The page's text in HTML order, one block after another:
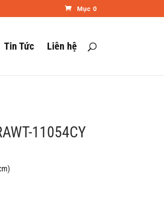
Mục 0
Tin Tức Liên hệ
11054CY